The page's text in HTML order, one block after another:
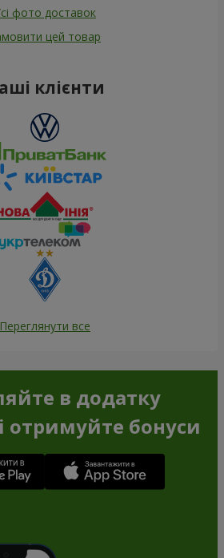
фото доставок
цей товар
клієнти
Переглянути все
в додатку
отримуйте бонуси